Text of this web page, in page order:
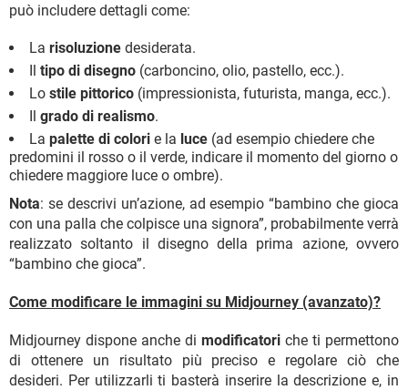
può includere dettagli come:
La risoluzione desiderata.
Il tipo di disegno (carboncino, olio, pastello, ecc.).
Lo stile pittorico (impressionista, futurista, manga, ecc.).
Il grado di realismo.
La palette di colori e la luce (ad esempio chiedere che
predomini il rosso o il verde, indicare il momento del giorno o
chiedere maggiore luce o ombre).
Nota: se descrivi un’azione, ad esempio “bambino che gioca
con una palla che colpisce una signora”, probabilmente verrà
realizzato soltanto il disegno della prima azione, ovvero
“bambino che gioca”.
Come modificare le immagini su Midjourney (avanzato)?
Midjourney dispone anche di modificatori che ti permettono
di ottenere un risultato più preciso e regolare ciò che
desideri. Per utilizzarli ti basterà inserire la descrizione e, in